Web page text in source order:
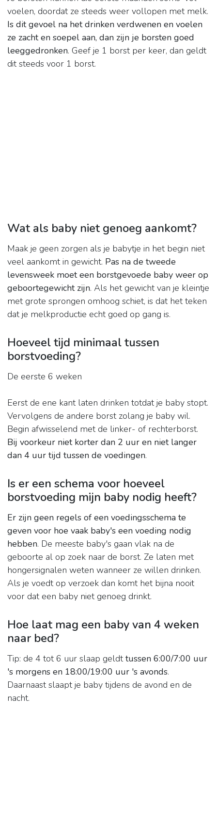
voelen, doordat ze steeds weer vollopen met melk.
Is dit gevoel na het drinken verdwenen en voelen
ze zacht en soepel aan, dan zijn je borsten goed
leeggedronken. Geef je 1 borst per keer, dan geldt
dit steeds voor 1 borst.
Wat als baby niet genoeg aankomt?
Maak je geen zorgen als je babytje in het begin niet
veel aankomt in gewicht. Pas na de tweede
levensweek moet een borstgevoede baby weer op
geboortegewicht zijn. Als het gewicht van je kleintje
met grote sprongen omhoog schiet, is dat het teken
dat je melkproductie echt goed op gang is.
Hoeveel tijd minimaal tussen
borstvoeding?
De eerste 6 weken
Eerst de ene kant laten drinken totdat je baby stopt.
Vervolgens de andere borst zolang je baby wil.
Begin afwisselend met de linker- of rechterborst.
Bij voorkeur niet korter dan 2 uur en niet langer
dan 4 uur tijd tussen de voedingen.
Is er een schema voor hoeveel
borstvoeding mijn baby nodig heeft?
Er zijn geen regels of een voedingsschema te
geven voor hoe vaak baby's een voeding nodig
hebben. De meeste baby's gaan vlak na de
geboorte al op zoek naar de borst. Ze laten met
hongersignalen weten wanneer ze willen drinken.
Als je voedt op verzoek dan komt het bijna nooit
voor dat een baby niet genoeg drinkt.
Hoe laat mag een baby van 4 weken
naar bed?
Tip: de 4 tot 6 uur slaap geldttussen 6:00/7:00 uur
's morgens en 18:00/19:00 uur 's avonds.
Daarnaast slaapt je baby tijdens de avond en de
nacht.